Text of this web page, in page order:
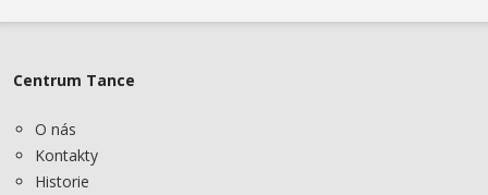
Centrum Tance
O nás
Kontakty
Historie